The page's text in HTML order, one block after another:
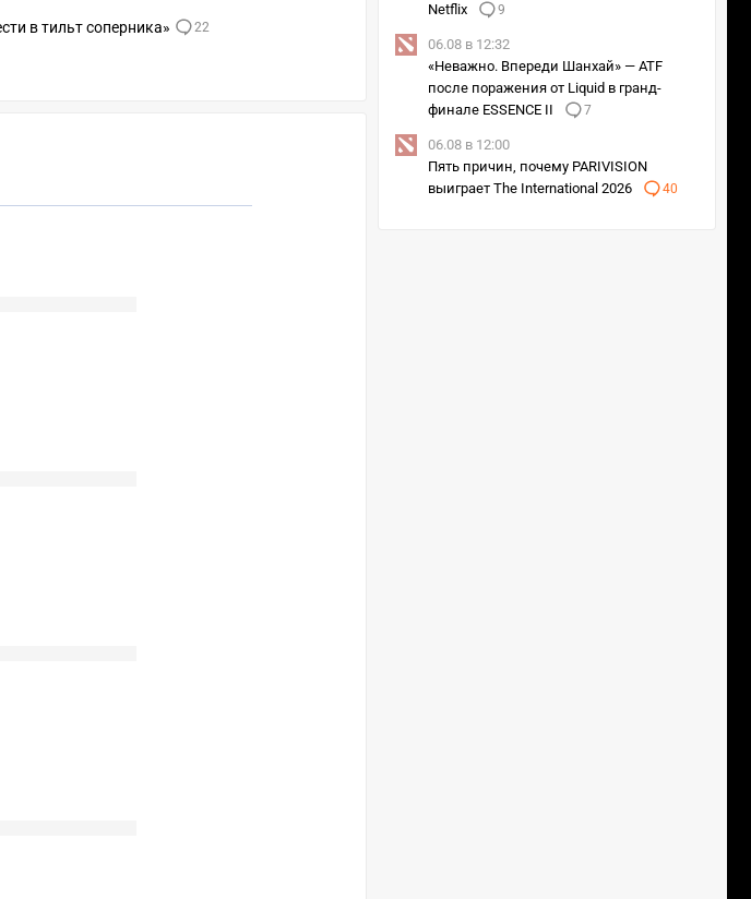
в тильт соперника» 22
Netflix
9
06.08 в 12:32
«Неважно. Впереди Шанхай» — ATF
после поражения от Liquid в гранд-
финале ESSENCE II
7
06.08 в 12:00
Пять причин, почему PARIVISION
выиграет The International 2026
40